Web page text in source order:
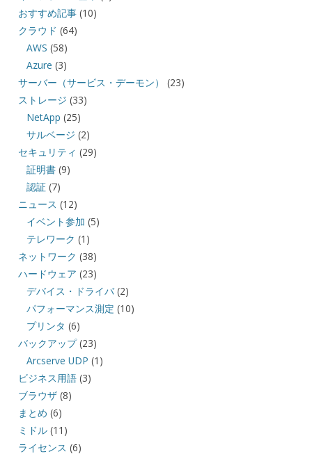
おすすめ記事(10)
クラウド (64)
AWS (58)
Azure (3)
サーバー（サービス・デーモン）
(23)
ストレージ (33)
NetApp (25)
サルベージ (2)
セキュリティ (29)
証明書 (9)
認証 (7)
ニュース (12)
イベント参加 (5)
テレワーク (1)
ネットワーク (38)
ハードウェア (23)
デバイス・ドライバ(2)
パフォーマンス測定 (10)
プリンタ (6)
バックアップ(23)
Arcserve UDP (1)
ビジネス用語(3)
ブラウザ(8)
まとめ (6)
ミドル(11)
ライセンス (6)